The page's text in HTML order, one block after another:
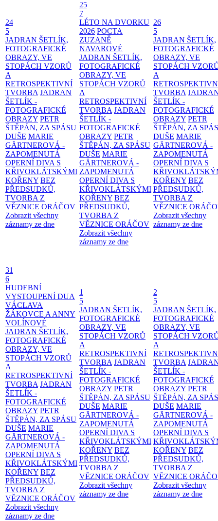
24
5
JADRAN ŠETLÍK,
FOTOGRAFICKÉ
OBRAZY, VE
STOPÁCH VZORŮ
A
RETROSPEKTIVNÍ
TVORBA JADRAN
ŠETLÍK -
FOTOGRAFICKÉ
OBRAZY PETR
ŠTĚPÁN, ZA SPÁSU
DUŠE MARIE
GÄRTNEROVÁ -
ZAPOMENUTÁ
OPERNÍ DIVA S
KŘIVOKLÁTSKÝMI
KOŘENY BEZ
PŘEDSUDKŮ,
TVORBA Z
VĚZNICE ORÁČOV
Zobrazit všechny
záznamy ze dne
25
7
LÉTO NA DVORKU
2026 POCTA
ZUZANĚ
NAVAROVÉ
JADRAN ŠETLÍK,
FOTOGRAFICKÉ
OBRAZY, VE
STOPÁCH VZORŮ
A
RETROSPEKTIVNÍ
TVORBA JADRAN
ŠETLÍK -
FOTOGRAFICKÉ
OBRAZY PETR
ŠTĚPÁN, ZA SPÁSU
DUŠE MARIE
GÄRTNEROVÁ -
ZAPOMENUTÁ
OPERNÍ DIVA S
KŘIVOKLÁTSKÝMI
KOŘENY BEZ
PŘEDSUDKŮ,
TVORBA Z
VĚZNICE ORÁČOV
Zobrazit všechny
záznamy ze dne
26
5
JADRAN ŠETLÍK,
FOTOGRAFICKÉ
OBRAZY, VE
STOPÁCH
A
TVORBA
ŠETLÍK -
FOTOGRAFICKÉ
OBRAZY PETR
ŠTĚPÁN, ZA
DUŠE MARIE
GÄRTNEROVÁ -
ZAPOMENUTÁ
OPERNÍ DIVA S
KOŘENY BEZ
PŘEDSUDKŮ,
TVORBA Z
VĚZNICE
Zobrazit všechny
záznamy ze dne
31
6
HUDEBNÍ
VYSTOUPENÍ DUA
VÁCLAVA
ŽÁKOVCE A ANNY
VOLÍNOVÉ
JADRAN ŠETLÍK,
FOTOGRAFICKÉ
OBRAZY, VE
STOPÁCH VZORŮ
A
RETROSPEKTIVNÍ
TVORBA JADRAN
ŠETLÍK -
FOTOGRAFICKÉ
OBRAZY PETR
ŠTĚPÁN, ZA SPÁSU
DUŠE MARIE
GÄRTNEROVÁ -
ZAPOMENUTÁ
OPERNÍ DIVA S
KŘIVOKLÁTSKÝMI
KOŘENY BEZ
PŘEDSUDKŮ,
TVORBA Z
VĚZNICE ORÁČOV
Zobrazit všechny
záznamy ze dne
1
5
JADRAN ŠETLÍK,
FOTOGRAFICKÉ
OBRAZY, VE
STOPÁCH VZORŮ
A
RETROSPEKTIVNÍ
TVORBA JADRAN
ŠETLÍK -
FOTOGRAFICKÉ
OBRAZY PETR
ŠTĚPÁN, ZA SPÁSU
DUŠE MARIE
GÄRTNEROVÁ -
ZAPOMENUTÁ
OPERNÍ DIVA S
KŘIVOKLÁTSKÝMI
KOŘENY BEZ
PŘEDSUDKŮ,
TVORBA Z
VĚZNICE ORÁČOV
Zobrazit všechny
záznamy ze dne
2
5
JADRAN ŠETLÍK,
FOTOGRAFICKÉ
OBRAZY, VE
STOPÁCH
A
TVORBA
ŠETLÍK -
FOTOGRAFICKÉ
OBRAZY PETR
ŠTĚPÁN, ZA
DUŠE MARIE
GÄRTNEROVÁ -
ZAPOMENUTÁ
OPERNÍ DIVA S
KOŘENY BEZ
PŘEDSUDKŮ,
TVORBA Z
VĚZNICE
Zobrazit všechny
záznamy ze dne